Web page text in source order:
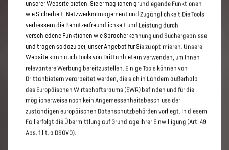
ENTDECKEN SIE ALLE DS 3 UND
DS 3 CROSSBACK NEUWAGEN
MIT BENZIN / MILD-HYBRID
ANTRIEB IN HATTINGEN
unserer Website bieten. Sie ermöglichen grundlegende Funktionen
wie Sicherheit, Netzwerkmanagement und Zugänglichkeit.Die Tools
verbessern die Benutzerfreundlichkeit und Leistung durch
verschiedene Funktionen wie Spracherkennung und Suchergebnisse
und tragen so dazu bei, unser Angebot für Sie zu optimieren. Unsere
Website kann auch Tools von Drittanbietern verwenden, um Ihnen
relevantere Werbung bereitzustellen. Einige Tools können von
Drittanbietern verarbeitet werden, die sich in Ländern außerhalb
des Europäischen Wirtschaftsraums (EWR) befinden und für die
möglicherweise noch kein Angemessenheitsbeschluss der
zuständigen europäischen Datenschutzbehörden vorliegt. In diesem
Fall erfolgt die Übermittlung auf Grundlage Ihrer Einwilligung (Art. 49
Abs. 1 lit. a DSGVO).